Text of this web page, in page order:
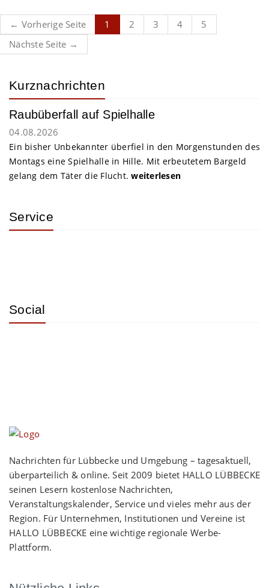
← Vorherige Seite 1 2 3 4
5
Nächste Seite →
Kurznachrichten
Raubüberfall auf Spielhalle
04.08.2026
Ein bisher Unbekannter überfiel in den Morgenstunden des
Montags eine Spielhalle in Hille. Mit erbeutetem Bargeld
gelang dem Täter die Flucht.weiterlesen
Service
Social
Nachrichten für Lübbecke und Umgebung – tagesaktuell,
überparteilich & online. Seit 2009 bietet HALLO LÜBBECKE
seinen Lesern kostenlose Nachrichten,
Veranstaltungskalender, Service und vieles mehr aus der
Region. Für Unternehmen, Institutionen und Vereine ist
HALLO LÜBBECKE eine wichtige regionale Werbe-
Plattform.